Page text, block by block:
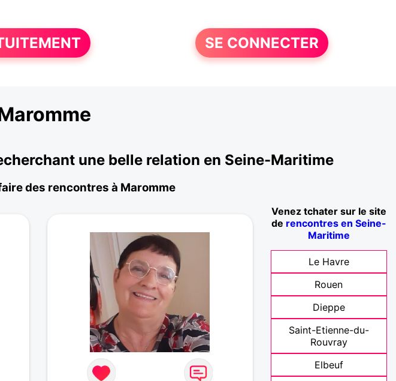
SE CONNECTER
une belle relation en Seine-Maritime
des rencontres à Maromme
Venez tchater sur le site
de rencontres en Seine-
Maritime
Le Havre
Rouen
Dieppe
Saint-Etienne-du-
Rouvray
Elbeuf